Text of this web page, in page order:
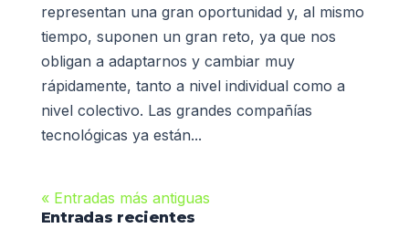
representan una gran oportunidad y, al mismo
tiempo, suponen un gran reto, ya que nos
obligan a adaptarnos y cambiar muy
rápidamente, tanto a nivel individual como a
nivel colectivo. Las grandes compañías
tecnológicas ya están...
« Entradas más antiguas
Entradas recientes